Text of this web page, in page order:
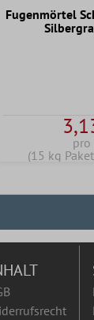
Fugenmörtel
pro
(15 kg